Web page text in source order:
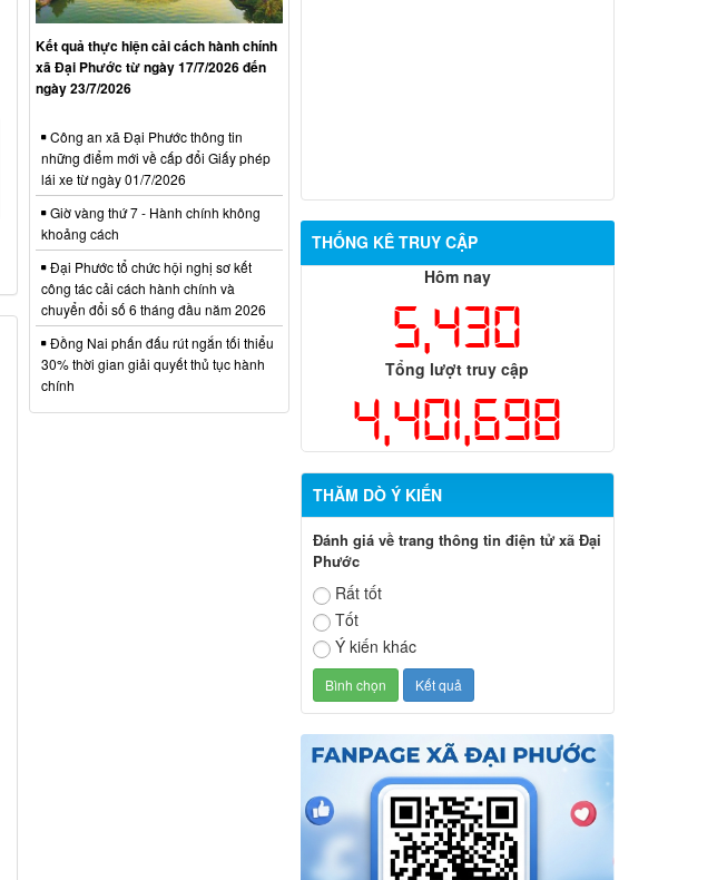
THỐNG KÊ TRUY CẬP
Hôm nay
5,430
Tổng lượt truy cập
4,401,698
THĂM DÒ Ý KIẾN
Đánh giá về trang thông tin điện tử xã Đại
Phước
Rất tốt
Tốt
Ý kiến khác
Kết quả thực hiện cải cách hành chính
xã Đại Phước từ ngày 17/7/2026 đến
ngày 23/7/2026
Công an xã Đại Phước thông tin
những điểm mới về cấp đổi Giấy phép
lái xe từ ngày 01/7/2026
Giờ vàng thứ 7 - Hành chính không
khoảng cách
Đại Phước tổ chức hội nghị sơ kết
công tác cải cách hành chính và
chuyển đổi số 6 tháng đầu năm 2026
Đồng Nai phấn đấu rút ngắn tối thiểu
30% thời gian giải quyết thủ tục hành
chính